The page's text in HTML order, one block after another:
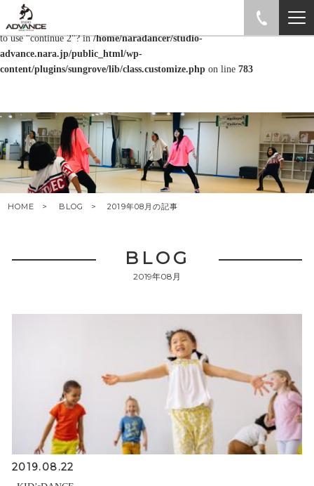
Warning: "continue" targeting switch is equivalent to "break". Did you mean
to use "continue 2"? in/home/naradancer/studio-
advance.nara.jp/public_html/wp-
content/plugins/sungrove/lib/class.customize.php on line 783
BLOG
2019年08月
HOME BLOG 2019年08月の記事
2019.08.22